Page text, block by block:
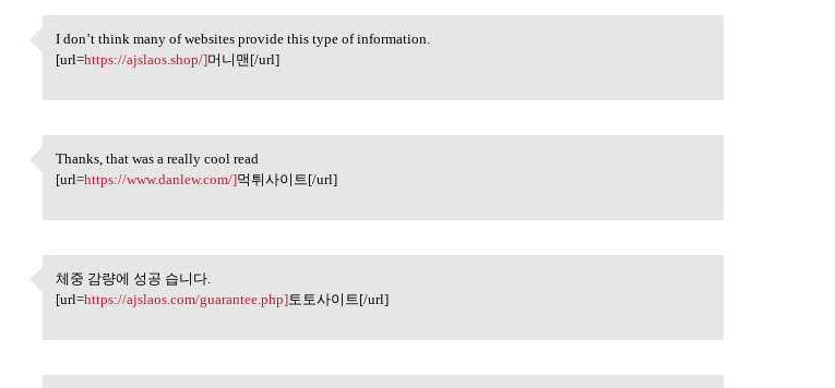
I don’t think many of
I don’t think many of websites provide this type of information.
[url=https://ajslaos.shop/]머니맨[/url]
Thanks, that was a really
Thanks, that was a really cool read
[url=https://www.danlew.com/]먹튀사이트[/url]
체중 감량에 성공 습니다.
체중 감량에 성공 습니다.
[url=https://ajslaos.com/guarantee.php]토토사이트[/url]